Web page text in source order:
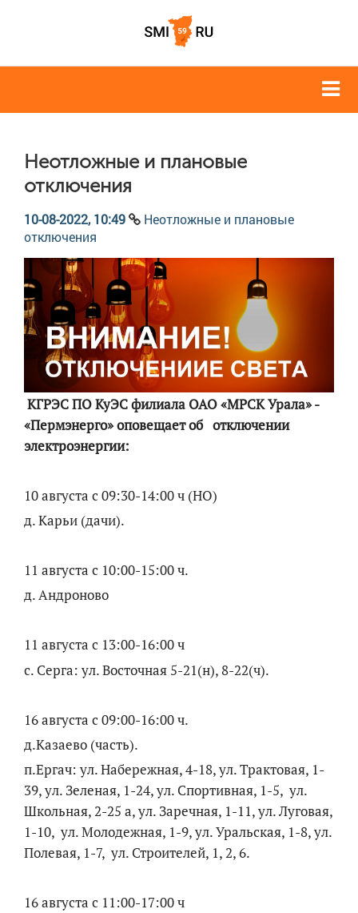
Неотложные и плановые
отключения
10-08-2022, 10:49
Неотложные и плановые
отключения
КГРЭС ПО КуЭС филиала ОАО «МРСК Урала» -
«Пермэнерго» оповещает об отключении
электроэнергии:
10 августа с 09:30-14:00 ч (НО)
д. Карьи (дачи).
11 августа с 10:00-15:00 ч.
д. Андроново
11 августа с 13:00-16:00 ч
с. Серга: ул. Восточная 5-21(н), 8-22(ч).
16 августа с 09:00-16:00 ч.
д.Казаево (часть).
п.Ергач: ул. Набережная, 4-18, ул. Трактовая, 1-
39, ул. Зеленая, 1-24, ул. Спортивная, 1-5, ул.
Школьная, 2-25 а, ул. Заречная, 1-11, ул. Луговая,
1-10, ул. Молодежная, 1-9, ул. Уральская, 1-8, ул.
Полевая, 1-7, ул. Строителей, 1, 2, 6.
16 августа с 11:00-17:00 ч